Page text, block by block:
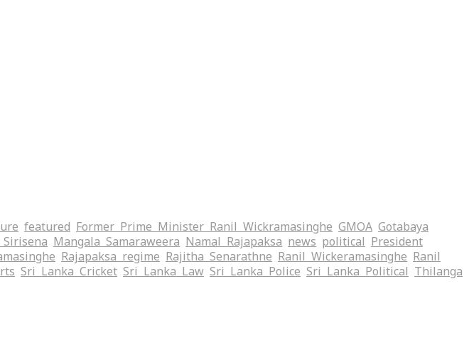
featured Former Prime Minister Ranil Wickramasinghe GMOA Gotabaya
Mangala Samaraweera Namal Rajapaksa news political President
Rajapaksa regime Rajitha Senarathne Ranil Wickeramasinghe Ranil
Sri Lanka Cricket Sri Lanka Law Sri Lanka Police Sri Lanka Political Thilanga